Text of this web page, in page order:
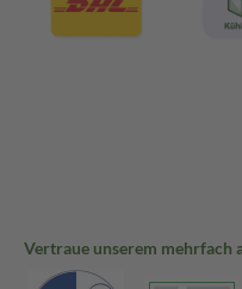
Vertraue unserem mehrfach